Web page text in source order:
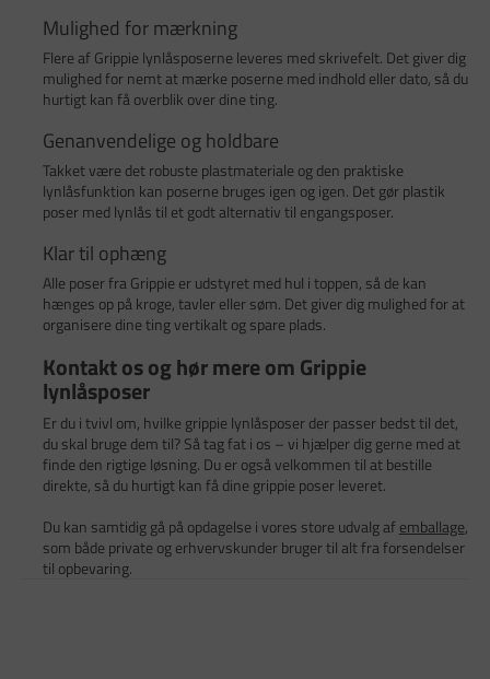
Mulighed for mærkning
Flere af Grippie lynlåsposerne leveres med skrivefelt. Det giver dig
mulighed for nemt at mærke poserne med indhold eller dato, så du
hurtigt kan få overblik over dine ting.
Genanvendelige og holdbare
Takket være det robuste plastmateriale og den praktiske
lynlåsfunktion kan poserne bruges igen og igen. Det gør plastik
poser med lynlås til et godt alternativ til engangsposer.
Klar til ophæng
Alle poser fra Grippie er udstyret med hul i toppen, så de kan
hænges op på kroge, tavler eller søm. Det giver dig mulighed for at
organisere dine ting vertikalt og spare plads.
Kontakt os og hør mere om Grippie
lynlåsposer
Er du i tvivl om, hvilke grippie lynlåsposer der passer bedst til det,
du skal bruge dem til? Så tag fat i os – vi hjælper dig gerne med at
finde den rigtige løsning. Du er også velkommen til at bestille
direkte, så du hurtigt kan få dine grippie poser leveret.
Du kan samtidig gå på opdagelse i vores store udvalg afemballage,
som både private og erhvervskunder bruger til alt fra forsendelser
til opbevaring.